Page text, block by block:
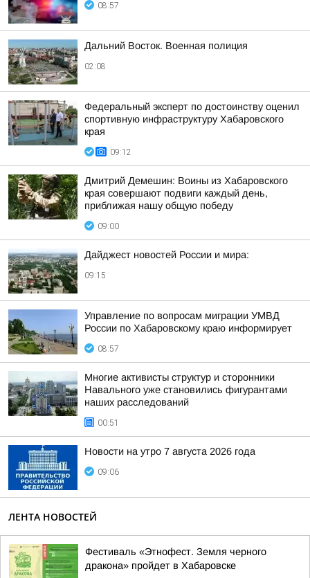
08:57
Дальний Восток. Военная полиция
02:08
Федеральный эксперт по достоинству оценил
спортивную инфраструктуру Хабаровского
края
09:12
Дмитрий Демешин: Воины из Хабаровского
края совершают подвиги каждый день,
приближая нашу общую победу
09:00
Дайджест новостей России и мира:
09:15
Управление по вопросам миграции УМВД
России по Хабаровскому краю информирует
08:57
Многие активисты структур и сторонники
Навального уже становились фигурантами
наших расследований
00:51
Новости на утро 7 августа 2026 года
09:06
ЛЕНТА НОВОСТЕЙ
Фестиваль «Этнофест. Земля черного
дракона» пройдет в Хабаровске